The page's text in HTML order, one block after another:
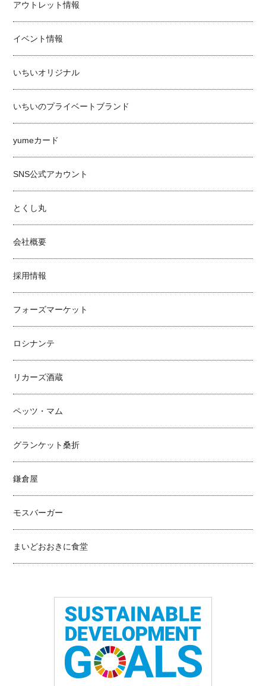
アウトレット情報
イベント情報
いちいオリジナル
いちいのプライベートブランド
yumeカード
SNS公式アカウント
とくし丸
会社概要
採用情報
フォーズマーケット
ロシナンテ
リカーズ酒蔵
ペッツ・マム
グランケット桑折
鎌倉屋
モスバーガー
まいどおおきに食堂